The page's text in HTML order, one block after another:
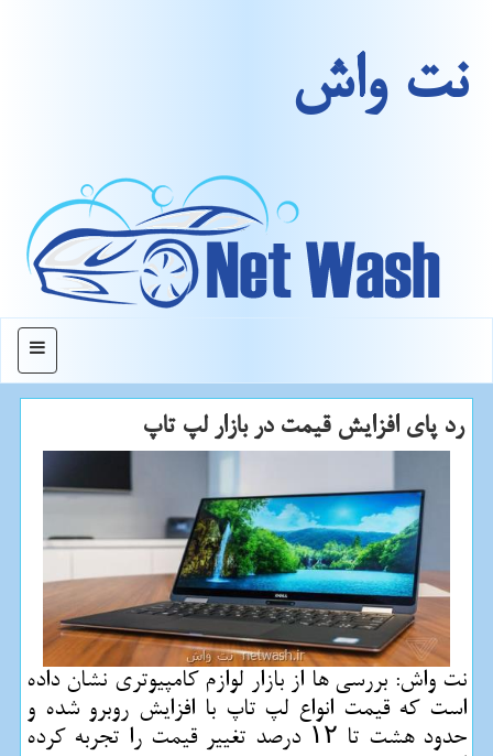
نت واش
منو
رد پای افزایش قیمت در بازار لپ تاپ
نت واش: بررسی ها از بازار لوازم كامپیوتری نشان داده
است كه قیمت انواع لپ تاپ با افزایش روبرو شده و
حدود هشت تا ۱۲ درصد تغییر قیمت را تجربه كرده